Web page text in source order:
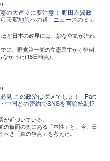
の大連立に要注意！ 野田左翼政
天変地異への道 - ニュースのミカ
ほど日本の政界には、妙な空気が流れ
に、野党第一党の立憲民主から恒例
かった(18日時点)。
見 この政治はダメでしょ！ - Part
中国との密約でSNSを言論統制!?
が近づいている。
の仮面の奥にある「本性」と、今、日
べき「真の争点」を考えた。